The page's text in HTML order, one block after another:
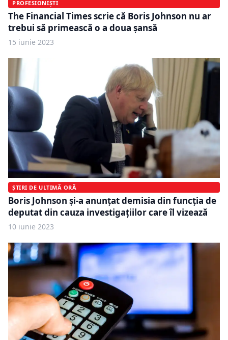
PROFESIONIȘTI
The Financial Times scrie că Boris Johnson nu ar
trebui să primească o a doua șansă
15 iunie 2023
ȘTIRI DE ULTIMĂ ORĂ
Boris Johnson și-a anunțat demisia din funcția de
deputat din cauza investigațiilor care îl vizează
10 iunie 2023